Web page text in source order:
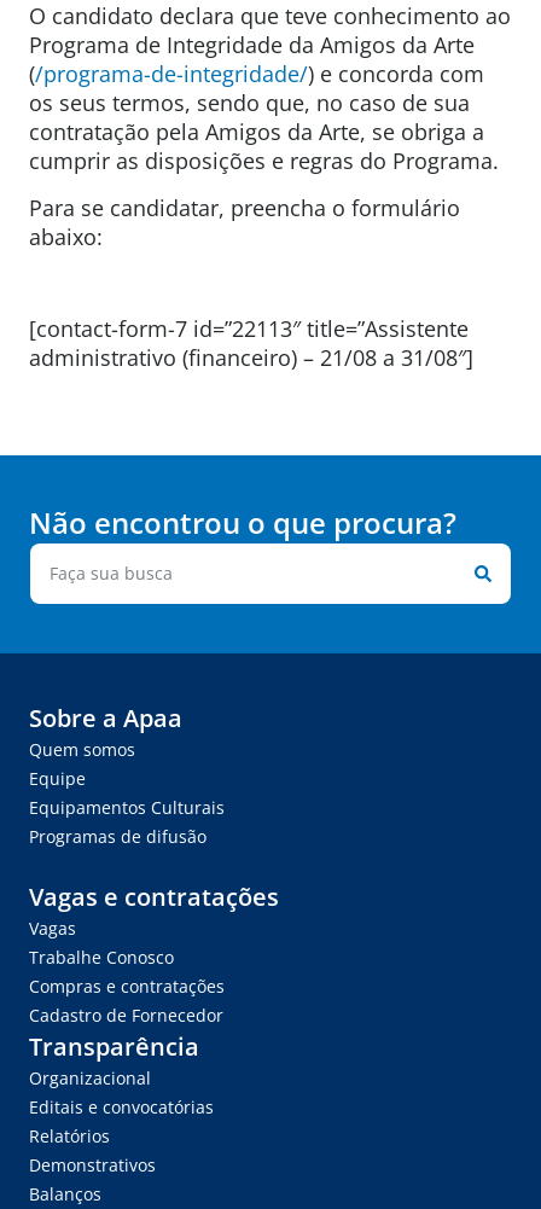
O candidato declara que teve conhecimento ao
Programa de Integridade da Amigos da Arte
(/programa-de-integridade/) e concorda com
os seus termos, sendo que, no caso de sua
contratação pela Amigos da Arte, se obriga a
cumprir as disposições e regras do Programa.
Para se candidatar, preencha o formulário
abaixo:
[contact-form-7 id=”22113″ title=”Assistente
administrativo (financeiro) – 21/08 a 31/08″]
Não encontrou o que procura?
Sobre a Apaa
Quem somos
Equipe
Equipamentos Culturais
Programas de difusão
Vagas e contratações
Vagas
Trabalhe Conosco
Compras e contratações
Cadastro de Fornecedor
Transparência
Organizacional
Editais e convocatórias
Relatórios
Demonstrativos
Balanços